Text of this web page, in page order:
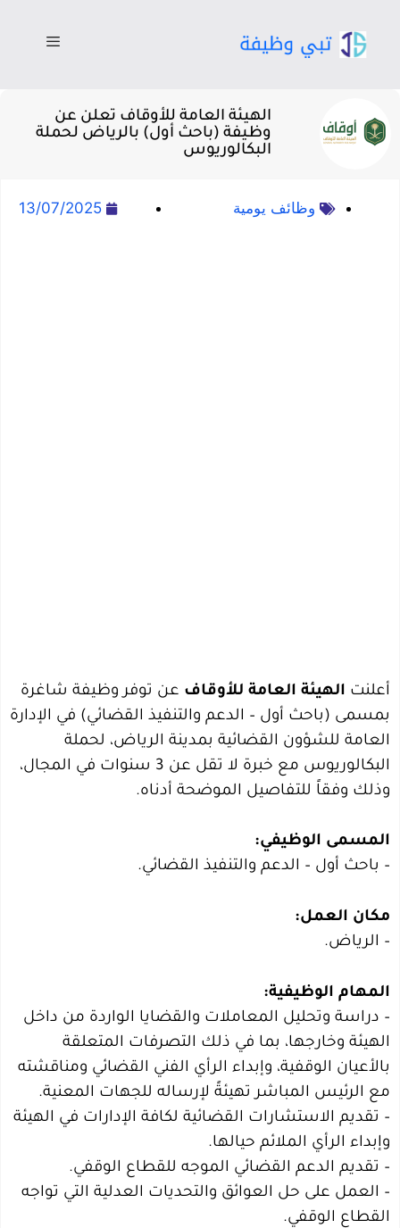
الهيئة العامة للأوقاف تعلن عن
وظيفة (باحث أول) بالرياض لحملة
البكالوريوس
وظائف يومية 13/07/2025
أعلنت الهيئة العامة للأوقاف عن توفر وظيفة شاغرة
بمسمى (باحث أول – الدعم والتنفيذ القضائي) في الإدارة
العامة للشؤون القضائية بمدينة الرياض، لحملة
البكالوريوس مع خبرة لا تقل عن 3 سنوات في المجال،
وذلك وفقاً للتفاصيل الموضحة أدناه.
المسمى الوظيفي:
– باحث أول – الدعم والتنفيذ القضائي.
مكان العمل:
– الرياض.
المهام الوظيفية:
– دراسة وتحليل المعاملات والقضايا الواردة من داخل
الهيئة وخارجها، بما في ذلك التصرفات المتعلقة
بالأعيان الوقفية، وإبداء الرأي الفني القضائي ومناقشته
مع الرئيس المباشر تهيئةً لإرساله للجهات المعنية.
– تقديم الاستشارات القضائية لكافة الإدارات في الهيئة
وإبداء الرأي الملائم حيالها.
– تقديم الدعم القضائي الموجه للقطاع الوقفي.
– العمل على حل العوائق والتحديات العدلية التي تواجه
القطاع الوقفي.